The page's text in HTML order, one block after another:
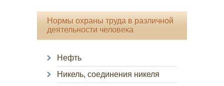
Нормы охраны труда в различной
деятельности человека
Нефть
Никель, соединения никеля